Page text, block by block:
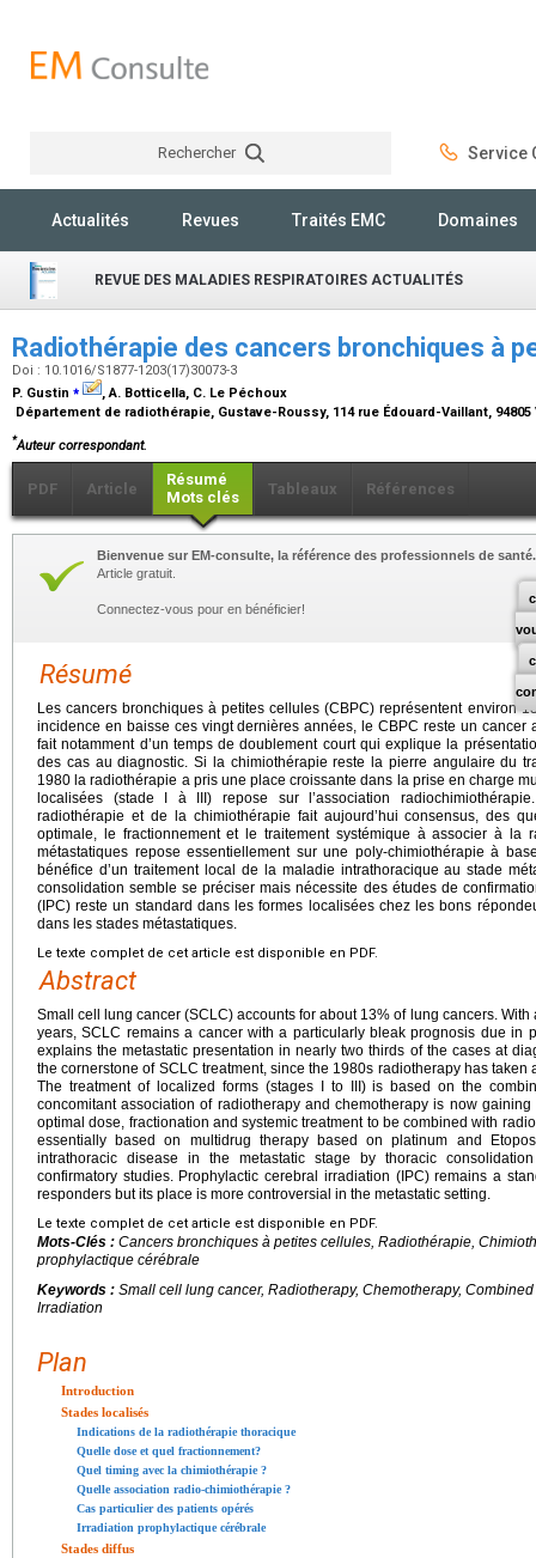
Rechercher Service
Actualités Revues Traités EMC Domaines
REVUE DES MALADIES RESPIRATOIRES ACTUALITÉS
Radiothérapie des cancers bronchiques à
Doi : 10.1016/S1877-1203(17)30073-3
P. Gustin ⁎
, A. Botticella, C. Le Péchoux
Département de radiothérapie, Gustave-Roussy, 114 rue Édouard-Vaillant,
*Auteur correspondant.
PDF Article
Résumé
Mots clés
Tableaux Références
Bienvenue sur EM-consulte, la référence des professionnels de santé.
Article gratuit.
Connectez-vous pour en bénéficier!
Résumé
Les cancers bronchiques à petites cellules (CBPC) représentent environ
incidence en baisse ces vingt dernières années, le CBPC reste un cancer
fait notamment d’un temps de doublement court qui explique la
des cas au diagnostic. Si la chimiothérapie reste la pierre angulaire du
1980 la radiothérapie a pris une place croissante dans la prise en charge
localisées (stade I à III) repose sur l’association
radiothérapie et de la chimiothérapie fait aujourd’hui consensus, des
optimale, le fractionnement et le traitement systémique à associer à la
métastatiques repose essentiellement sur une poly-chimiothérapie à
bénéfice d’un traitement local de la maladie intrathoracique au stade
consolidation semble se préciser mais nécessite des études de
(IPC) reste un standard dans les formes localisées chez les bons
dans les stades métastatiques.
Le texte complet de cet article est disponible en PDF.
Abstract
Small cell lung cancer (SCLC) accounts for about 13% of lung cancers.
years, SCLC remains a cancer with a particularly bleak prognosis due in
explains the metastatic presentation in nearly two thirds of the cases at
the cornerstone of SCLC treatment, since the 1980s radiotherapy has
The treatment of localized forms (stages I to III) is based on the
concomitant association of radiotherapy and chemotherapy is now
optimal dose, fractionation and systemic treatment to be combined with
essentially based on multidrug therapy based on platinum and
intrathoracic disease in the metastatic stage by thoracic
confirmatory studies. Prophylactic cerebral irradiation (IPC) remains a
responders but its place is more controversial in the metastatic setting.
Le texte complet de cet article est disponible en PDF.
Mots-Clés : Cancers bronchiques à petites cellules, Radiothérapie,
prophylactique cérébrale
Keywords : Small cell lung cancer, Radiotherapy, Chemotherapy,
Irradiation
Plan
Introduction
Stades localisés
Indications de la radiothérapie thoracique
Quelle dose et quel fractionnement?
Quel timing avec la chimiothérapie ?
Quelle association radio-chimiothérapie ?
Cas particulier des patients opérés
Irradiation prophylactique cérébrale
Stades diffus